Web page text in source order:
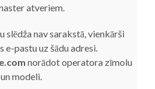
atveriem.
slēdža nav sarakstā, vienkārši
e-pastu uz šādu adresi.
norādot operatora zīmolu
un modeli.